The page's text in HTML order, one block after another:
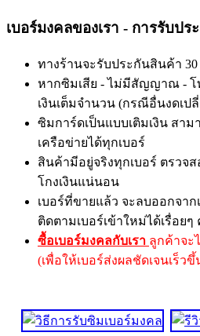
เบอร์มงคลของเรา - การรับปร
ทางร้านจะรับประกันสินค้า
หากซิมเสีย - ไม่มีสัญญาณ - โ
เงินเต็มจำนวน (กรณีอื่นงดเป
ซิมการ์ดเป็นแบบเติมเงิน สาม
เครือข่ายได้ทุกเบอร์
สินค้ามีอยู่จริงทุกเบอร์ ตรวจส
โกงเงินแน่นอน
เบอร์ที่ขายแล้ว จะลบออกจาก
ติดตามเบอร์เข้าใหม่ได้เรื่อยๆ
ซื้อเบอร์มงคลกับเรา ลูกค้าจะ
(เพื่อให้เบอร์ส่งผลชัดเจนเร็ว